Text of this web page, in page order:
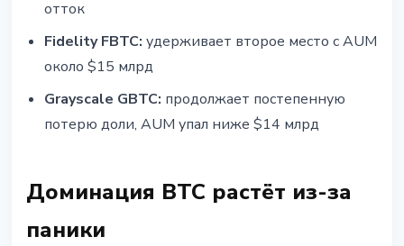
отток
Fidelity FBTC: удерживает второе место с AUM
около $15 млрд
Grayscale GBTC: продолжает постепенную
потерю доли, AUM упал ниже $14 млрд
Доминация BTC растёт из-за
паники